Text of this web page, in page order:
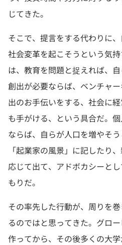
じてきた。
そこで、提言をする代わりに
社会変革を起こそうという気
は、教育を問題と捉えれば、
創出が必要ならば、ベンチャ
出のお手伝いをする、社会に
も手がける、という具合だ。
ならば、自らが人口を増やそ
「起業家の風景」に記したり
応じて出て、アドボカシーと
もりだ。
その率先した行動が、周りを
るのではと思ってきた。グロ
作ってから、その後多くの大